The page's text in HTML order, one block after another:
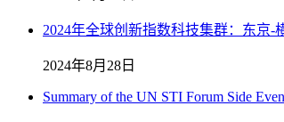
2024年全球创新指数科技集群：东京
2024年8月28日
Summary of the UN STI Forum Side